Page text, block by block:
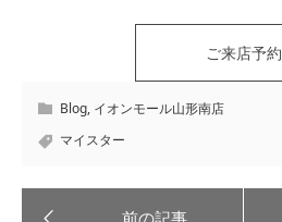
ご来店予約
Blog, イオンモール山形南店
マイスター